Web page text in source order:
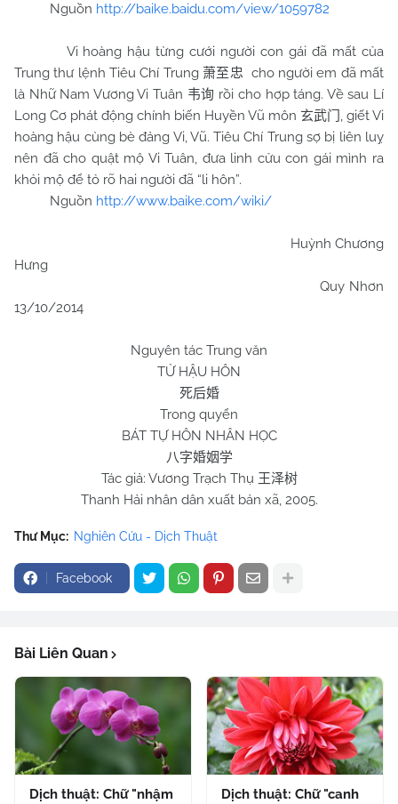
Nguồn http://baike.baidu.com/view/1059782
Vi hoàng hậu từng cưới người con gái đã mất của
Trung thư lệnh Tiêu Chí Trung 萧至忠
cho người em đã mất
là Nhữ Nam Vương Vi Tuân 韦询 rồi cho hợp táng. Về sau Lí
Long Cơ phát động chính biến Huyền Vũ môn 玄武门 , giết Vi
hoàng hậu cùng bè đảng Vi, Vũ. Tiêu Chí Trung sợ bị liên luỵ
nên đã cho quật mộ Vi Tuân, đưa linh cửu con gái mình ra
khỏi mộ để tỏ rõ hai người đã “li hôn”.
Nguồn http://www.baike.com/wiki/
Huỳnh Chương
Hưng
Quy Nhơn
13/10/2014
Nguyên tác Trung văn
TỬ HẬU HÔN
死后婚
Trong quyển
BÁT TỰ HÔN NHÂN HỌC
八字婚姻学
Tác giả: Vương Trạch Thụ 王泽树
Thanh Hải nhân dân xuất bản xã, 2005.
Thư Mục: Nghiên Cứu - Dịch Thuật
Facebook
Bài Liên Quan
Dịch thuật: Chữ "nhậm
Dịch thuật: Chữ "canh